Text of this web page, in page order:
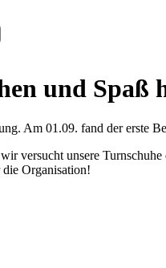
und Spaß
Am 01.09. fand der erste
versucht unsere
Organisation!